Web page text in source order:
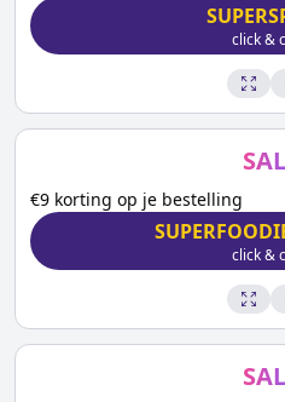
click &
€9 korting op je bestelling
click &